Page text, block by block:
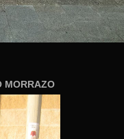
MORRAZO